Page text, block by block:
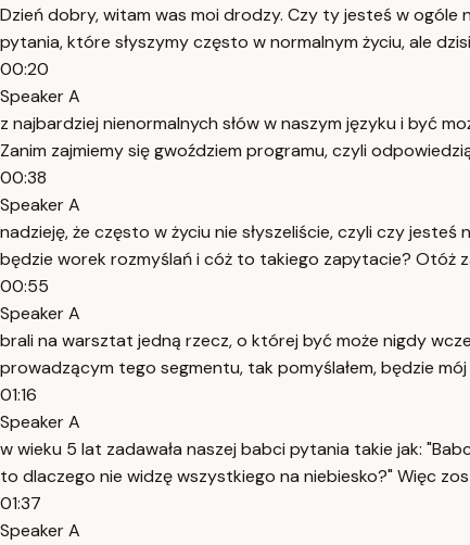
Dzień dobry, witam was moi drodzy. Czy ty jesteś w ogóle
pytania, które słyszymy często w normalnym życiu, ale
00:20
Speaker A
z najbardziej nienormalnych słów w naszym języku i być
Zanim zajmiemy się gwoździem programu, czyli
00:38
Speaker A
nadzieję, że często w życiu nie słyszeliście, czyli czy
będzie worek rozmyślań i cóż to takiego zapytacie? Otóż
00:55
Speaker A
brali na warsztat jedną rzecz, o której być może nigdy
prowadzącym tego segmentu, tak pomyślałem, będzie
01:16
Speaker A
w wieku 5 lat zadawała naszej babci pytania takie jak:
to dlaczego nie widzę wszystkiego na niebiesko?" Więc
01:37
Speaker A